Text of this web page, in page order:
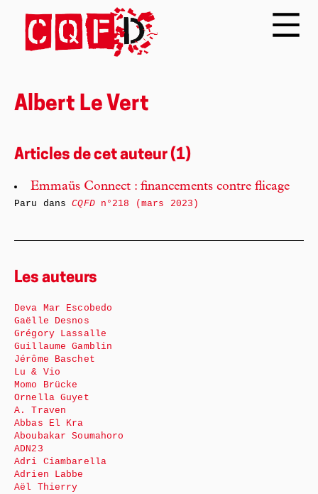
Albert Le Vert
Articles de cet auteur (1)
Emmaüs Connect : financements contre flicage
Paru dansCQFDn°218 (mars 2023)
Les auteurs
Deva Mar Escobedo
Gaëlle Desnos
Grégory Lassalle
Guillaume Gamblin
Jérôme Baschet
Lu & Vio
Momo Brücke
Ornella Guyet
A. Traven
Abbas El Kra
Aboubakar Soumahoro
ADN23
Adri Ciambarella
Adrien Labbe
Aël Thierry